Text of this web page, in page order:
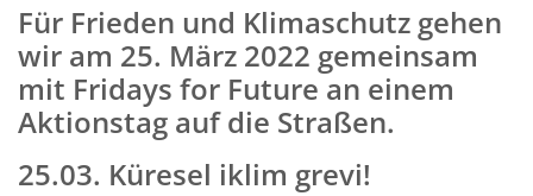
Für Frieden und Klimaschutz gehen
wir am 25. März 2022 gemeinsam
mit Fridays for Future an einem
Aktionstag auf die Straßen.
25.03. Küresel iklim grevi!